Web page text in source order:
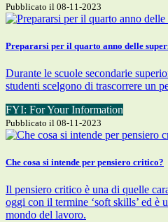
Pubblicato il 08-11-2023
Prepararsi per il quarto anno delle
Durante le scuole secondarie
studenti scelgono di trascorrere un
FYI: For Your Information
Pubblicato il 08-11-2023
Che cosa si intende per pensiero critico?
Il pensiero critico è una di quelle
oggi con il termine ‘soft skills’ ed è
mondo del lavoro.